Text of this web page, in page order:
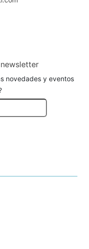
novedades y eventos